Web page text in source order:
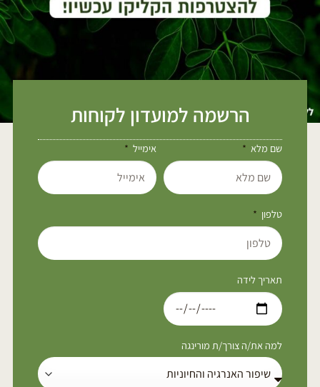
הרשמה למועדון לקוחות
שם מלא אימייל
טלפון
תאריך לידה
למה את/ה צורך/ת מורינגה